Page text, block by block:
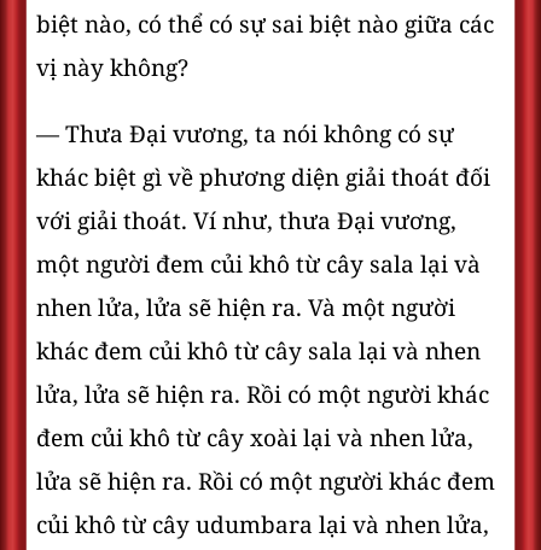
biệt nào, có thể có sự sai biệt nào giữa các
vị này không?
— Thưa Ðại vương, ta nói không có sự
khác biệt gì về phương diện giải thoát đối
với giải thoát. Ví như, thưa Ðại vương,
một người đem củi khô từ cây sala lại và
nhen lửa, lửa sẽ hiện ra. Và một người
khác đem củi khô từ cây sala lại và nhen
lửa, lửa sẽ hiện ra. Rồi có một người khác
đem củi khô từ cây xoài lại và nhen lửa,
lửa sẽ hiện ra. Rồi có một người khác đem
củi khô từ cây udumbara lại và nhen lửa,